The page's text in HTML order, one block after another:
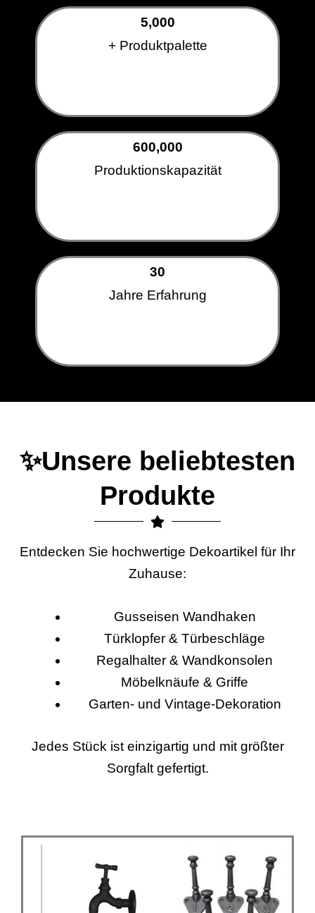
+ Produktpalette
5,000
Produktionskapazität
600,000
Jahre Erfahrung
30
✨Unsere beliebtesten
Produkte
Entdecken Sie hochwertige Dekoartikel für Ihr
Zuhause:
Gusseisen Wandhaken
Türklopfer & Türbeschläge
Regalhalter & Wandkonsolen
Möbelknäufe & Griffe
Garten- und Vintage-Dekoration
Jedes Stück ist einzigartig und mit größter
Sorgfalt gefertigt.